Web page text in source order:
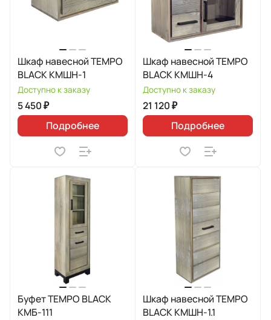
Шкаф навесной TEMPO
BLACK КМШН-1
Доступно к заказу
5 450 ₽
Подробнее
Шкаф навесной TEMPO
BLACK КМШН-4
Доступно к заказу
21 120 ₽
Подробнее
Буфет TEMPO BLACK
КМБ-111
Шкаф навесной TEMPO
BLACK КМШН-1.1